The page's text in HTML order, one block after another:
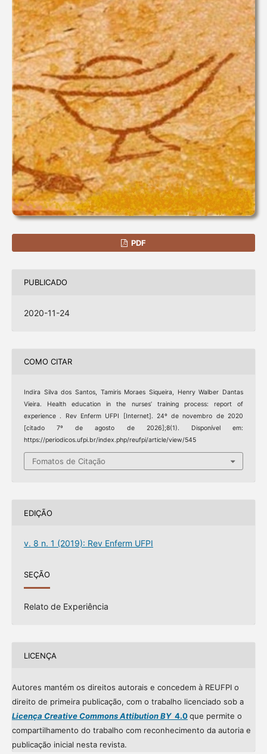
PDF
PUBLICADO
2020-11-24
COMO CITAR
Indira Silva dos Santos, Tamiris Moraes Siqueira, Henry Walber Dantas
Vieira. Health education in the nurses’ training process: report of
experience . Rev Enferm UFPI [Internet]. 24º de novembro de 2020
[citado 7º de agosto de 2026];8(1). Disponível em:
https://periodicos.ufpi.br/index.php/reufpi/article/view/545
Fomatos de Citação
EDIÇÃO
v. 8 n. 1 (2019): Rev Enferm UFPI
SEÇÃO
Relato de Experiência
LICENÇA
Autores mantém os direitos autorais e concedem à REUFPI o
direito de primeira publicação, com o trabalho licenciado sob a
Licença Creative Commons Attibution BY4.0que permite o
compartilhamento do trabalho com reconhecimento da autoria e
publicação inicial nesta revista.